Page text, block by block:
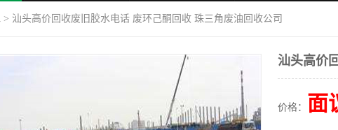
> 汕头高价回收废旧胶水电话 废环己酮回收 珠三角废油回收公司
汕头高价
价格： 面